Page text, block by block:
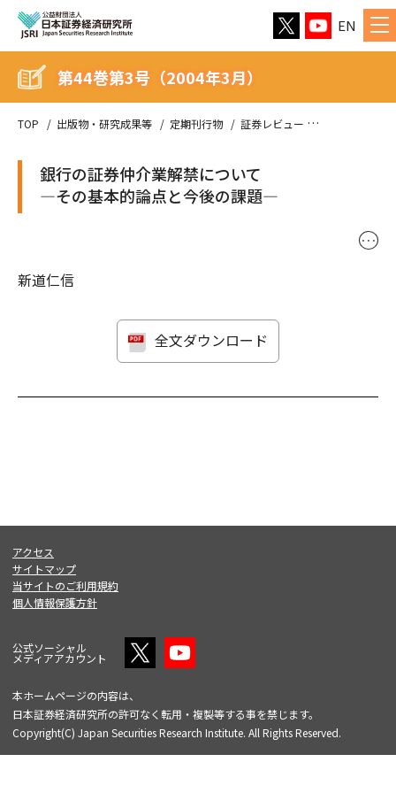
EN
TOP 出版物・研究成果等 定期刊行物 証券レビュー
第44巻第3号（2004年3月）
銀行の証券仲介業解禁について
―その基本的論点と今後の課題―
･･･
新道仁信
全文ダウンロード
アクセス
サイトマップ
当サイトのご利用規約
個人情報保護方針
公式ソーシャル
メディアアカウント
本ホームページの内容は、
日本証券経済研究所の許可なく転用・複製等する事を禁じます。
Copyright(C) Japan Securities Research Institute. All Rights Reserved.